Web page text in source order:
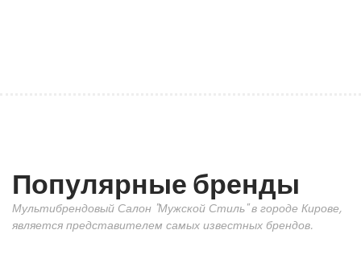
Популярные бренды
Мультибрендовый Салон "Мужской Стиль" в городе Кирове,
является представителем самых известных брендов.